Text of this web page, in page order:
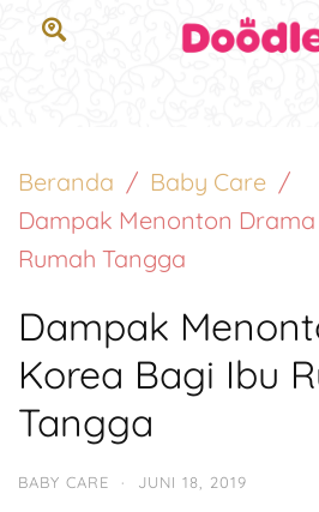
Beranda
Baby Care
Dampak Menonton
Rumah Tangga
Dampak
Korea Bagi Ibu
Tangga
BABY CARE · JUNI 18, 2019